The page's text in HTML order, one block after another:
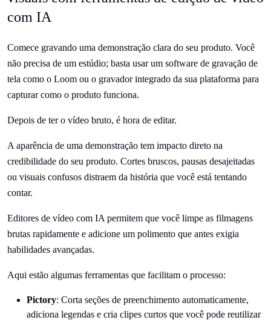
com IA
Comece gravando uma demonstração clara do seu produto. Você
não precisa de um estúdio; basta usar um software de gravação de
tela como o Loom ou o gravador integrado da sua plataforma para
capturar como o produto funciona.
Depois de ter o vídeo bruto, é hora de editar.
A aparência de uma demonstração tem impacto direto na
credibilidade do seu produto. Cortes bruscos, pausas desajeitadas
ou visuais confusos distraem da história que você está tentando
contar.
Editores de vídeo com IA permitem que você limpe as filmagens
brutas rapidamente e adicione um polimento que antes exigia
habilidades avançadas.
Aqui estão algumas ferramentas que facilitam o processo:
Pictory: Corta seções de preenchimento automaticamente,
adiciona legendas e cria clipes curtos que você pode reutilizar